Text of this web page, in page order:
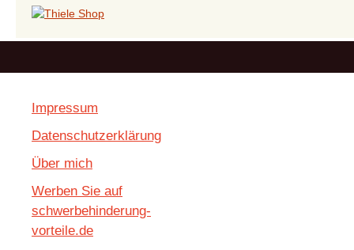
Impressum
Datenschutzerklärung
Über mich
Werben Sie auf
schwerbehinderung-
vorteile.de